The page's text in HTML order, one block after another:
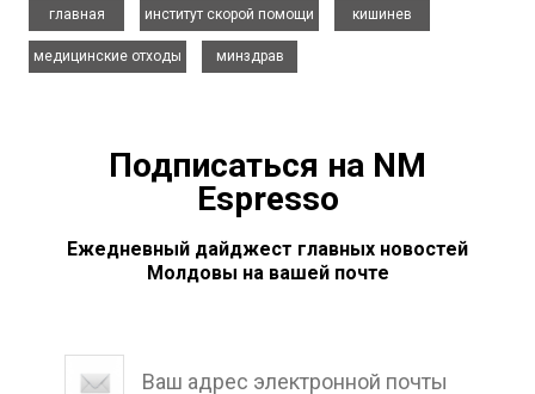
главная
институт скорой помощи
кишинев
медицинские отходы
минздрав
Подписаться на NM
Espresso
Ежедневный дайджест главных новостей
Молдовы на вашей почте